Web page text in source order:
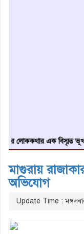
এক বিস্মৃত ভূখণ্ড
মাগুরায়
অভিযোগ
Update Time :